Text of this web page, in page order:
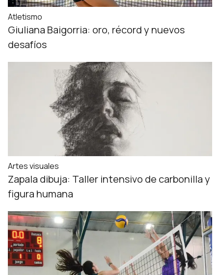
Atletismo
Giuliana Baigorria: oro, récord y nuevos
desafíos
Artes visuales
Zapala dibuja: Taller intensivo de carbonilla y
figura humana